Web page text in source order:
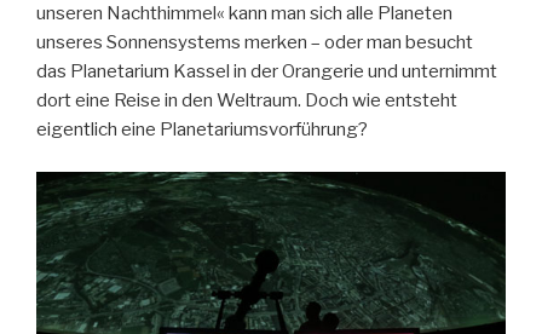
unseren Nachthimmel« kann man sich alle Planeten
unseres Sonnensystems merken – oder man besucht
das Planetarium Kassel in der Orangerie und unternimmt
dort eine Reise in den Weltraum. Doch wie entsteht
eigentlich eine Planetariumsvorführung?